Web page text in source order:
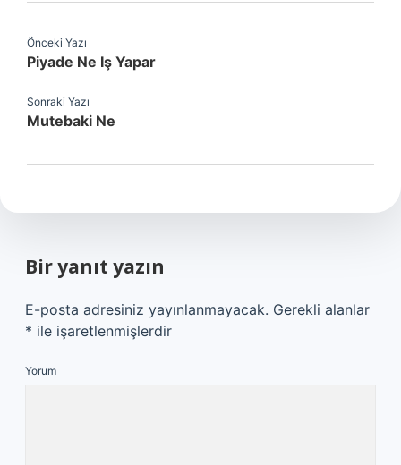
Önceki Yazı
Piyade Ne Iş Yapar
Sonraki Yazı
Mutebaki Ne
Bir yanıt yazın
E-posta adresiniz yayınlanmayacak. Gerekli alanlar
* ile işaretlenmişlerdir
Yorum